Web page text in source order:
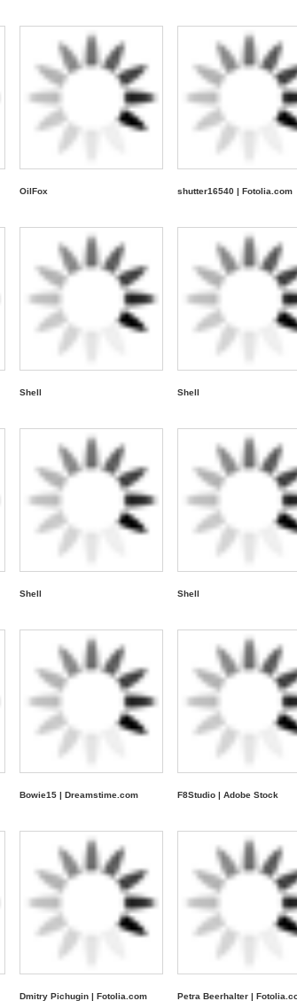
OilFox shutter16540 | Fotolia.com
Shell Shell
Shell Shell
Bowie15 | Dreamstime.com F8Studio | Adobe Stock
Dmitry Pichugin | Fotolia.com Petra Beerhalter |